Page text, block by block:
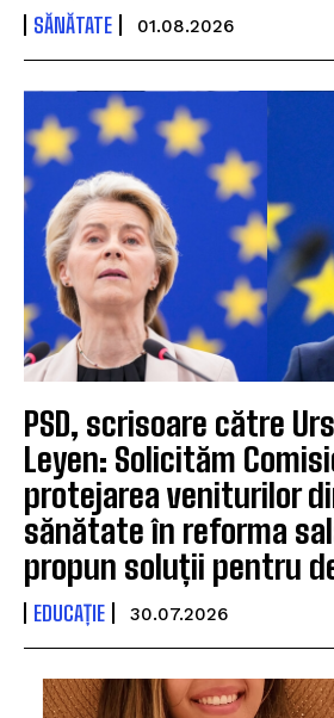
SĂNĂTATE 01.08.2026
PSD, scrisoare către
Leyen: Solicităm
protejarea veniturilor
sănătate în reforma
propun soluții pentru
EDUCAȚIE 30.07.2026